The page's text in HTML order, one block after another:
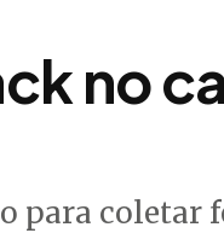
no
para coletar